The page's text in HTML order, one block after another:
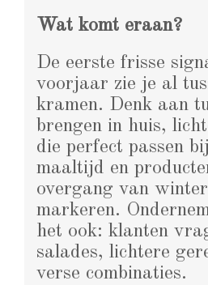
Wat komt eraan?
De eerste frisse
voorjaar zie je al
kramen. Denk aan
brengen in huis,
die perfect passen
maaltijd en
overgang van
markeren.
het ook: klanten
salades, lichtere
verse combinaties.